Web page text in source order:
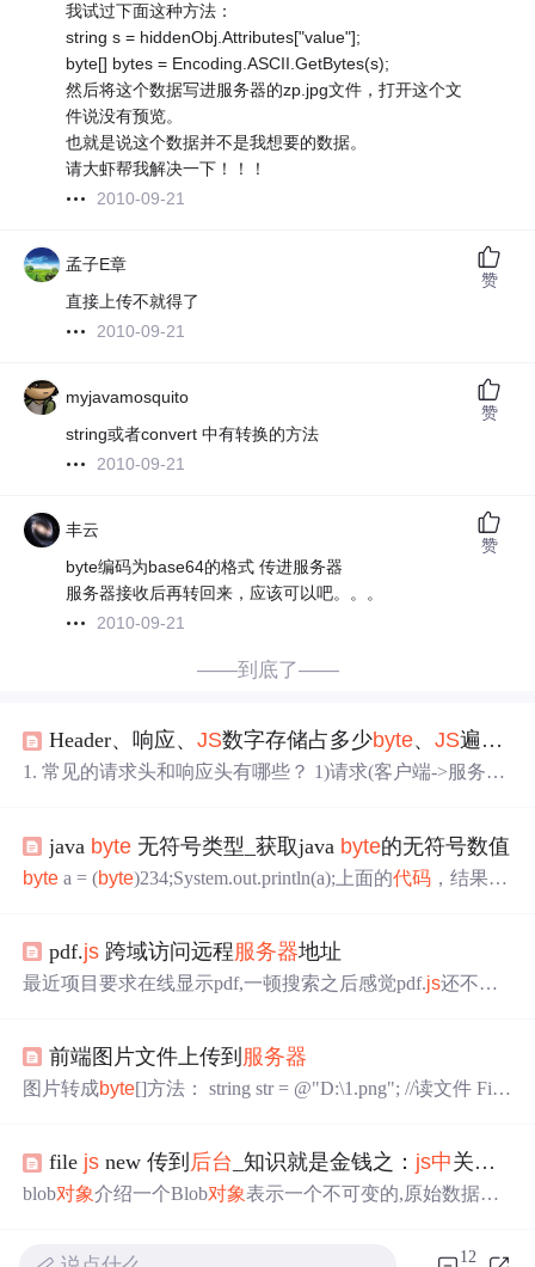
我试过下面这种方法：
string s = hiddenObj.Attributes["value"];
byte[] bytes = Encoding.ASCII.GetBytes(s);
然后将这个数据写进服务器的zp.jpg文件，打开这个文
件说没有预览。
也就是说这个数据并不是我想要的数据。
请大虾帮我解决一下！！！
2010-09-21
孟子E章
直接上传不就得了
2010-09-21
赞
myjavamosquito
string或者convert 中有转换的方法
2010-09-21
赞
丰云
byte编码为base64的格式 传进服务器
服务器接收后再转回来，应该可以吧。。。
2010-09-21
赞
——到底了——
Header、响应、JS数字存储占多少byte、JS遍历
1. 常见的请求头和响应头有哪些？ 1)请求(客户端->服务端
能接收的资源类型) Accept-Language: en-us(客户端接收的语
言类型) Connection: Keep-Alive(维护客户端和服务端的连接
java byte 无符号类型_获取java byte的无符号数值
byte a = (byte)234;System.out.println(a);上面的代码 ，结果
点的类型，如下：bytea = (byte)234;System.out.println(a);int
i = a;System.out.println(a);执行后，...
pdf.js 跨域访问远程服务器地址
最近项目要求在线显示pdf,一顿搜索之后感觉pdf.js还不
data,这样就成功解决跨域问题了， 解析url InputStream input
Stream = null; try { String strUrl = url...
前端图片文件上传到 服务器
图片转成byte[]方法： string str = @"D:\1.png"; //读文件 File
file js new 传到 后台 _知识就是金钱之： js中关于Blob
blob对象介绍一个Blob对象表示一个不可变的,原始数据的
12